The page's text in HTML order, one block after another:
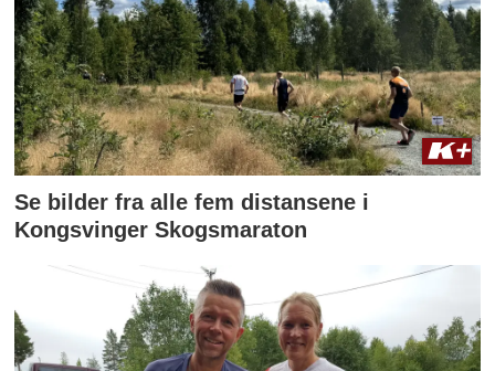
Se bilder fra alle fem distansene i
Kongsvinger Skogsmaraton